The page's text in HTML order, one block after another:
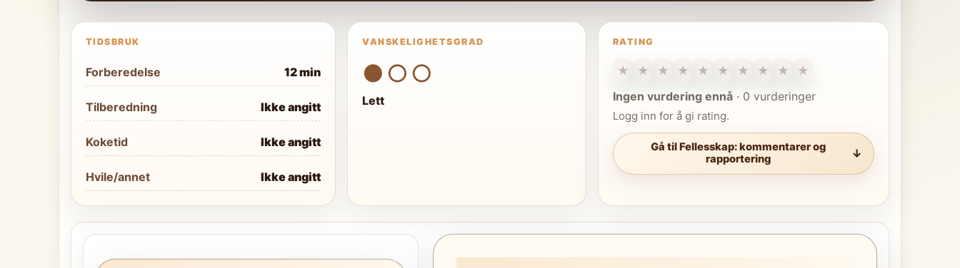
TIDSBRUK
Forberedelse 12 min
Tilberedning Ikke angitt
Koketid Ikke angitt
Hvile/annet Ikke angitt
VANSKELIGHETSGRAD
●○○
Lett
RATING
★ ★ ★ ★ ★ ★ ★ ★ ★
★
Ingen vurdering ennå· 0 vurderinger
Logg inn for å gi rating.
Gå til Fellesskap: kommentarer og
rapportering